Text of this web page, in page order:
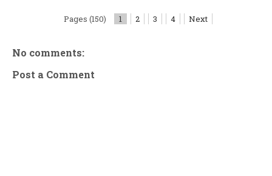
Pages (150) 1 2 3 4 Next
No comments:
Post a Comment